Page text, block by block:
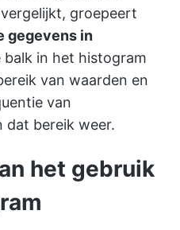
groepeert
gegevens in
balk in het histogram
van waarden en
van
dat bereik weer.
het gebruik